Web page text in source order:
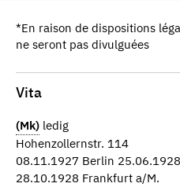
*En raison de dispositions
ne seront pas divulguées
Vita
(Mk) ledig
Hohenzollernstr. 114
08.11.1927 Berlin 25.06.1928
28.10.1928 Frankfurt a/M.